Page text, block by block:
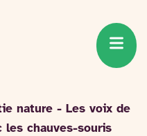
nature - Les voix de
les chauves-souris